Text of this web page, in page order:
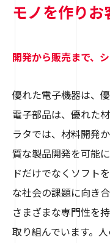
モノを作りお
開発から販売まで、
優れた電子機器は、
電子部品は、優れた
ラタでは、材料開発
質な製品開発を可能
ドだけでなくソフト
な社会の課題に向き
さまざまな専門性を
取り組んでいます。